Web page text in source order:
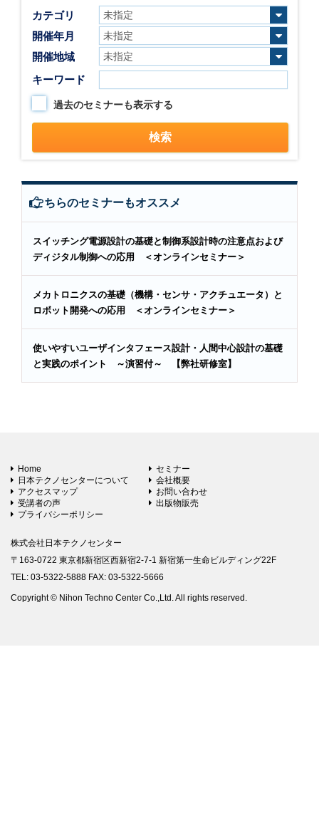
カテゴリ
開催年月
開催地域
キーワード
過去のセミナーも表示する
こちらのセミナーもオススメ
スイッチング電源設計の基礎と制御系設計時の注意点および
ディジタル制御への応用 ＜オンラインセミナー＞
メカトロニクスの基礎（機構・センサ・アクチュエータ）と
ロボット開発への応用 ＜オンラインセミナー＞
使いやすいユーザインタフェース設計・人間中心設計の基礎
と実践のポイント ～演習付～ 【弊社研修室】
Home
セミナー
日本テクノセンターについて
会社概要
アクセスマップ
お問い合わせ
受講者の声
出版物販売
プライバシーポリシー
株式会社日本テクノセンター
〒163-0722 東京都新宿区西新宿2-7-1 新宿第一生命ビルディング22F
TEL: 03-5322-5888 FAX: 03-5322-5666
Copyright © Nihon Techno Center Co.,Ltd. All rights reserved.